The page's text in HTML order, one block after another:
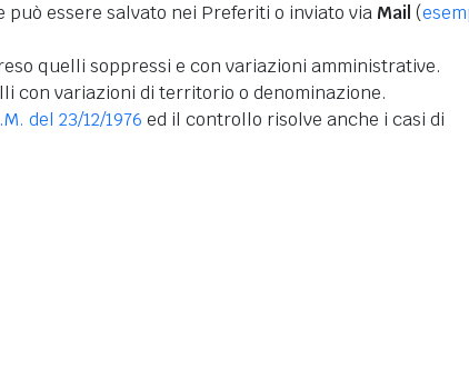
può essere salvato nei Preferiti o inviato via Mail (
quelli soppressi e con variazioni amministrative.
con variazioni di territorio o denominazione.
del 23/12/1976 ed il controllo risolve anche i casi di